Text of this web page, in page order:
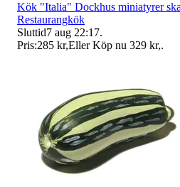
Kök "Italia" Dockhus miniatyrer
Restaurangkök
Sluttid7 aug 22:17.
Pris:285 kr,Eller Köp nu 329 kr,.